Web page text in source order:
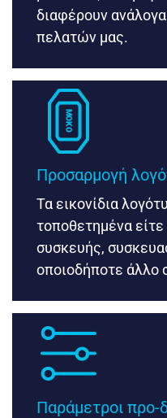
διαφέρουν
πελατών μας.
Προσαρμογή
Τα εικονίδια
τοποθετημένα
συσκευής,
οποιοδήποτε άλλο
Παράμετροι